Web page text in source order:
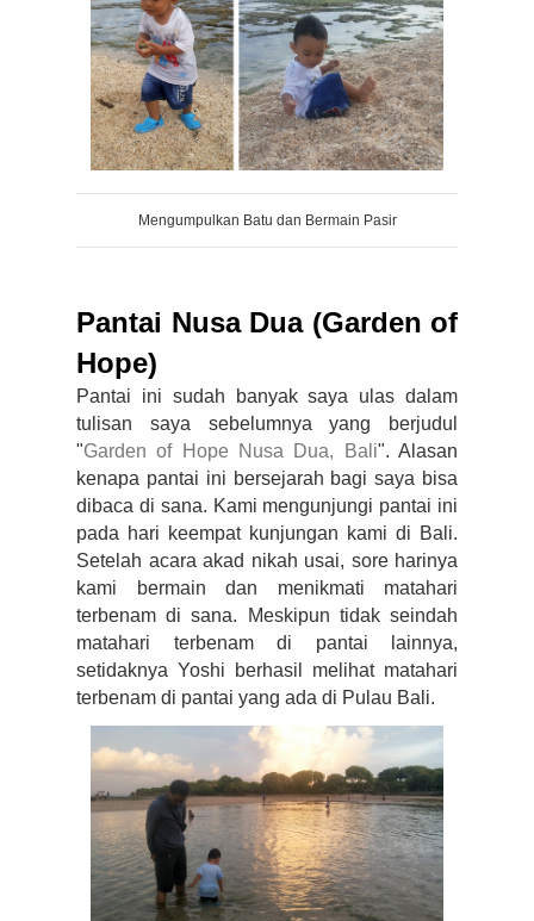
Mengumpulkan Batu dan Bermain Pasir
Pantai Nusa Dua (Garden of
Hope)
Pantai ini sudah banyak saya ulas dalam
tulisan saya sebelumnya yang berjudul
"Garden of Hope Nusa Dua, Bali". Alasan
kenapa pantai ini bersejarah bagi saya bisa
dibaca di sana. Kami mengunjungi pantai ini
pada hari keempat kunjungan kami di Bali.
Setelah acara akad nikah usai, sore harinya
kami bermain dan menikmati matahari
terbenam di sana. Meskipun tidak seindah
matahari terbenam di pantai lainnya,
setidaknya Yoshi berhasil melihat matahari
terbenam di pantai yang ada di Pulau Bali.